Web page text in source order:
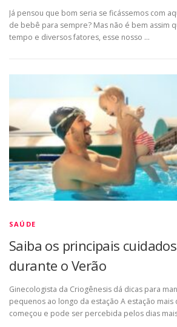
Já pensou que bom seria se ficássemos com
de bebê para sempre? Mas não é bem assim
tempo e diversos fatores, esse nosso …
SAÚDE
Saiba os principais
durante o Verão
Ginecologista da Criogênesis dá dicas para
pequenos ao longo da estação A estação mais
começou e pode ser percebida pelos dias